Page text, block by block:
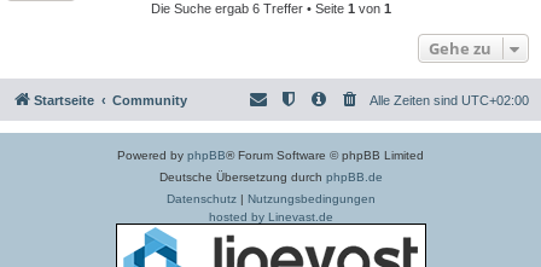
Die Suche ergab 6 Treffer • Seite 1 von 1
Gehe zu
Startseite Community Alle Zeiten sind UTC+02:00
Powered by phpBB® Forum Software © phpBB Limited
Deutsche Übersetzung durch phpBB.de
Datenschutz| Nutzungsbedingungen
hosted by Linevast.de